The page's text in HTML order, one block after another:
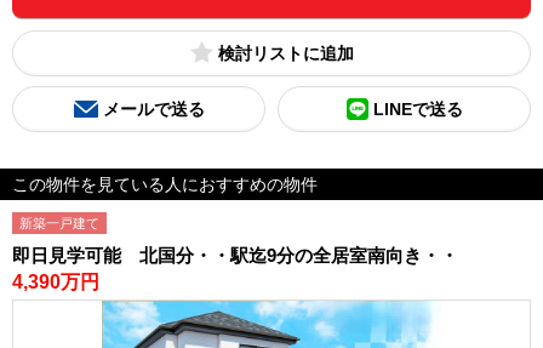
検討リスト
メールで送る LINEで送る
この物件を見ている人におすすめの物件
新築一戸建て
即日見学可能 北国分・・駅迄9分の全居室南向き・・
4,390万円